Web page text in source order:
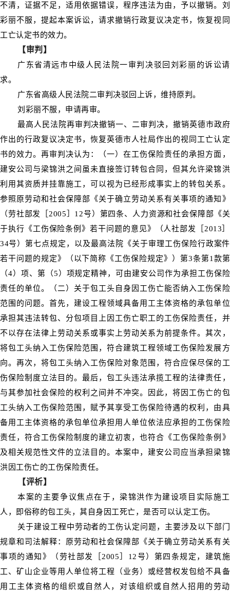
不清，证据不足，适用依据错误，程序违法为由，予以撤销。刘
彩丽不服，提起本案诉讼，请求撤销行政复议决定书，恢复视同
工亡认定书的效力。
【审判】
广东省清远市中级人民法院一审判决驳回刘彩丽的诉讼请
求。
广东省高级人民法院二审判决驳回上诉，维持原判。
刘彩丽不服，申请再审。
最高人民法院再审判决撤销一、二审判决，撤销英德市政府
作出的行政复议决定书，恢复英德市人社局作出的视同工亡认定
书的效力。再审判决认为：（一）在工伤保险责任的承担方面，
建安公司与梁锦洪之间虽未直接签订转包合同，但其允许梁锦洪
利用其资质并挂靠施工，可以视为已经形成事实上的转包关系。
参照原劳动和社会保障部《关于确立劳动关系有关事项的通知》
（劳社部发［2005］12号）第四条、人力资源和社会保障部《关
于执行《工伤保险条例》若干问题的意见》（人社部发［2013］
34号）第七点规定，以及最高法院《关于审理工伤保险行政案件
若干问题的规定》（以下简称《工伤保险规定》）第3条第1款第
（4）项、第（5）项规定精神，可由建安公司作为承担工伤保险
责任的单位。（二）关于包工头自身因工伤亡能否纳入工伤保险
范围的问题。首先，建设工程领域具备用工主体资格的承包单位
承担其违法转包、分包项目上因工伤亡职工的工伤保险责任，并
不以存在法律上劳动关系或事实上劳动关系为前提条件。其次，
将包工头纳入工伤保险范围，符合建筑工程领域工伤保险发展方
向。再次，将包工头纳入工伤保险对象范围，符合应保尽保的工
伤保险制度立法目的。最后，包工头违法承揽工程的法律责任，
与其参加社会保险的权利之间并不冲突。因此，将因工伤亡的包
工头纳入工伤保险范围，赋予其享受工伤保险待遇的权利，由具
备用工主体资格的承包单位承担用人单位依法应承担的工伤保险
责任，符合工伤保险制度的建立初衷，也符合《工伤保险条例》
及相关规范性文件的立法目的。本案中，建安公司应当承担梁锦
洪因工伤亡的工伤保险责任。
【评析】
本案的主要争议焦点在于，梁锦洪作为建设项目实际施工
人，即俗称的包工头，其自身因工死亡，是否可以认定工伤。
关于建设工程中劳动者的工伤认定问题，主要涉及以下部门
规章和司法解释：原劳动和社会保障部《关于确立劳动关系有关
事项的通知》（劳社部发［2005］12号）第四条规定，建筑施
工、矿山企业等用人单位将工程（业务）或经营权发包给不具备
用工主体资格的组织或自然人，对该组织或自然人招用的劳动